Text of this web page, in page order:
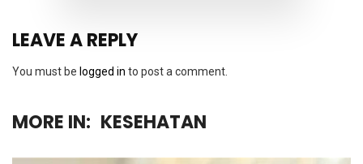
LEAVE A REPLY
You must be logged in to post a comment.
MORE IN: KESEHATAN